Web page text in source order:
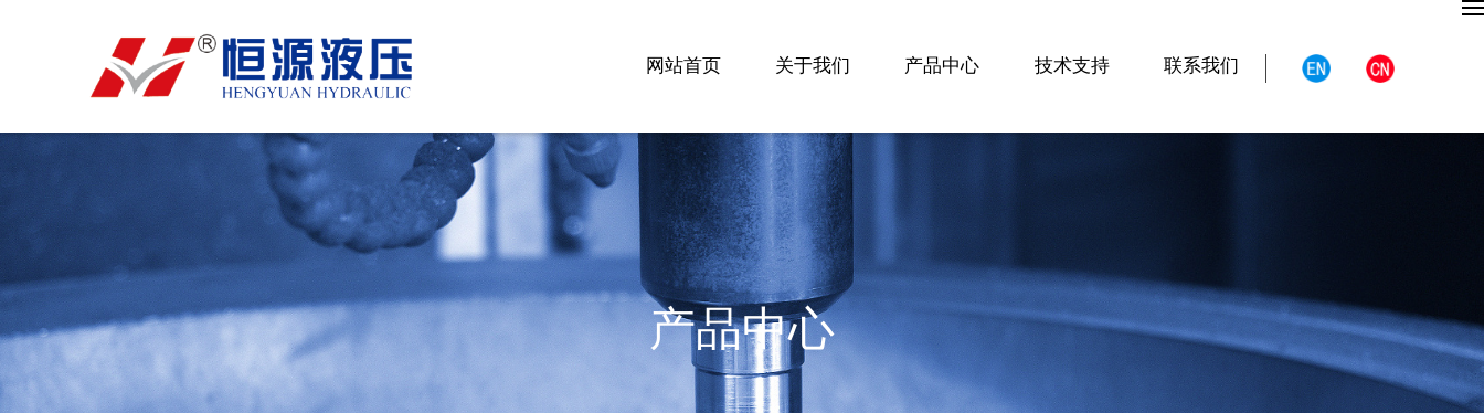
网站首页 关于我们 产品中心 技术支持 联系我们
产品中心